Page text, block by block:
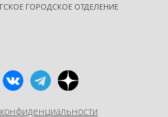
ГОРОДСКОЕ ОТДЕЛЕНИЕ